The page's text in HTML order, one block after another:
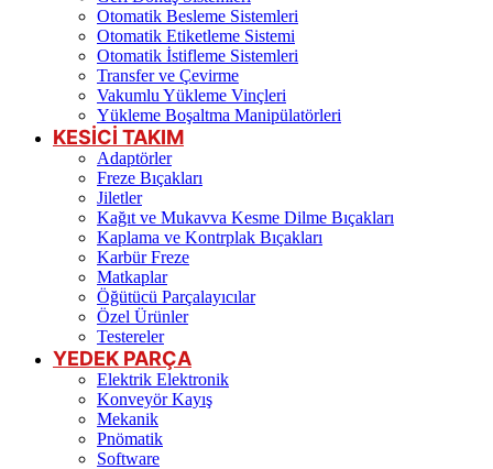
Otomatik Besleme Sistemleri
Otomatik Etiketleme Sistemi
Otomatik İstifleme Sistemleri
Transfer ve Çevirme
Vakumlu Yükleme Vinçleri
Yükleme Boşaltma Manipülatörleri
KESİCİ TAKIM
Adaptörler
Freze Bıçakları
Jiletler
Kağıt ve Mukavva Kesme Dilme Bıçakları
Kaplama ve Kontrplak Bıçakları
Karbür Freze
Matkaplar
Öğütücü Parçalayıcılar
Özel Ürünler
Testereler
YEDEK PARÇA
Elektrik Elektronik
Konveyör Kayış
Mekanik
Pnömatik
Software